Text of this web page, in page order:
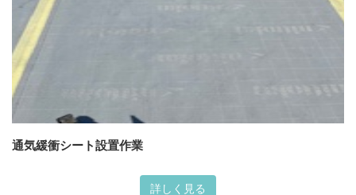
通気緩衝シート設置作業
詳しく見る